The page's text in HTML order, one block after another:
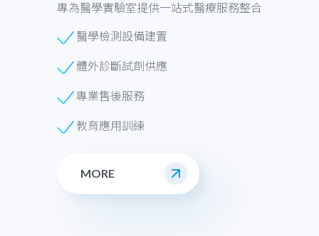
專為醫學實驗室提供一站式醫療服務整合
醫學檢測設備建置
體外診斷試劑供應
專業售後服務
教育應用訓練
MORE